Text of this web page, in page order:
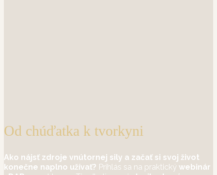
Od chúďatka k tvorkyni
Ako nájsť zdroje vnútornej sily a začať si svoj život
konečne naplno užívať? Prihlás sa na praktický webinár